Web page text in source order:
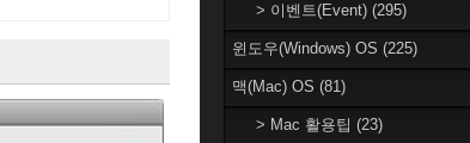
> 이벤트(Event) (295)
윈도우(Windows) OS (225)
맥(Mac) OS (81)
> Mac 활용팁 (23)